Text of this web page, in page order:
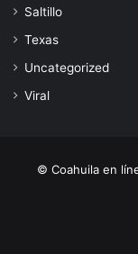
Saltillo
Texas
Uncategorized
Viral
© Coahuila en